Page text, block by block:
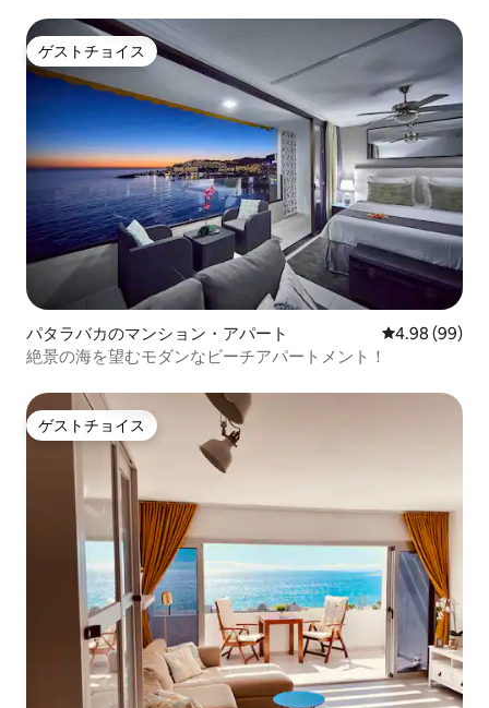
ゲストチョイス
ゲストチョイス
パタラバカのマンション・アパート レビュー99件
4.98 (99)
絶景の海を望むモダンなビーチアパートメント！
ゲストチョイス
ゲストチョイス